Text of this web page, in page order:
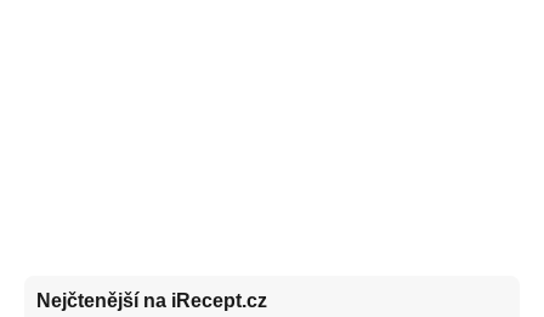
Nejčtenější na iRecept.cz